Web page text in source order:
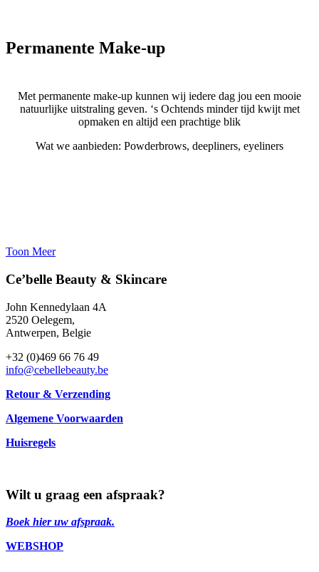
Permanente Make-up
Met permanente make-up kunnen wij iedere dag jou een mooie
natuurlijke uitstraling geven. ‘s Ochtends minder tijd kwijt met
opmaken en altijd een prachtige blik
Wat we aanbieden: Powderbrows, deepliners, eyeliners
Toon Meer
Ce’belle Beauty & Skincare
John Kennedylaan 4A
2520 Oelegem,
Antwerpen, Belgie
+32 (0)469 66 76 49
info@cebellebeauty.be
Retour & Verzending
Algemene Voorwaarden
Huisregels
Wilt u graag een afspraak?
Boek hier uw afspraak.
WEBSHOP